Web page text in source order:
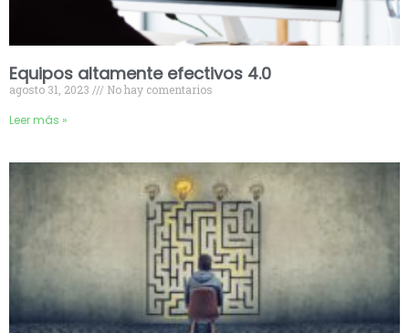
Equipos altamente efectivos 4.0
agosto 31, 2023 No hay comentarios
Leer más »